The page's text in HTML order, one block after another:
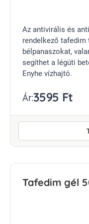
Az antivirális és
rendelkező tafedim
bélpanaszokat,
segíthet a légúti
Enyhe vízhajtó.
Ár:3595 Ft
Tafedim gél